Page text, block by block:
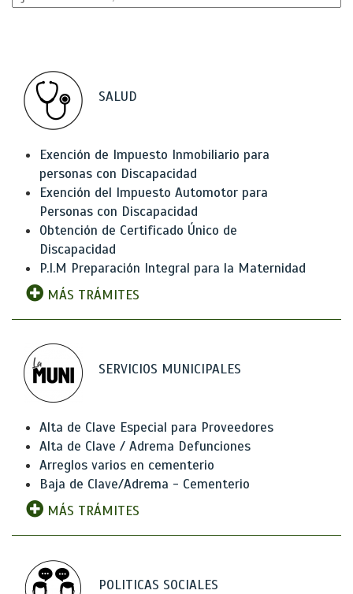
SALUD
Exención de Impuesto Inmobiliario para
personas con Discapacidad
Exención del Impuesto Automotor para
Personas con Discapacidad
Obtención de Certificado Único de
Discapacidad
P.I.M Preparación Integral para la Maternidad
MÁS TRÁMITES
SERVICIOS MUNICIPALES
Alta de Clave Especial para Proveedores
Alta de Clave / Adrema Defunciones
Arreglos varios en cementerio
Baja de Clave/Adrema - Cementerio
MÁS TRÁMITES
POLITICAS SOCIALES